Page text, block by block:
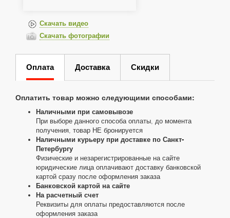
Скачать видео
Скачать фотографии
Оплата Доставка Скидки
Оплатить товар можно следующими способами:
Наличными при самовывозе
При выборе данного способа оплаты, до момента
получения, товар НЕ бронируется
Наличными курьеру при доставке по Санкт-
Петербургу
Физические и незарегистрированные на сайте
юридические лица оплачивают доставку банковской
картой сразу после оформления заказа
Банковской картой на сайте
На расчетный счет
Реквизиты для оплаты предоставляются после
оформления заказа